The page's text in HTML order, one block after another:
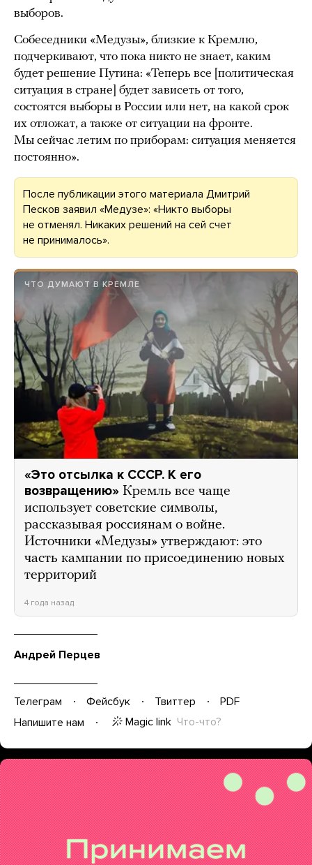
выборов.
Собеседники «Медузы», близкие к Кремлю,
подчеркивают, что пока никто не знает, каким
будет решение Путина: «Теперь все [политическая
ситуация в стране] будет зависеть от того,
состоятся выборы в России или нет, на какой срок
их отложат, а также от ситуации на фронте.
Мы сейчас летим по приборам: ситуация меняется
постоянно».
После публикации этого материала Дмитрий
Песков заявил «Медузе»: «Никто выборы
не отменял. Никаких решений на сей счет
не принималось».
ЧТО ДУМАЮТ В КРЕМЛЕ
«Это отсылка к СССР. К его
возвращению» Кремль все чаще
использует советские символы,
рассказывая россиянам о войне.
Источники «Медузы» утверждают: это
часть кампании по присоединению новых
территорий
4 года назад
Андрей Перцев
Телеграм Фейсбук Твиттер
PDF
Напишите нам
Magic link Что-что?